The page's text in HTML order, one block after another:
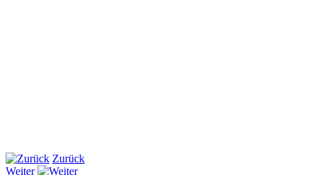
Zurück
Weiter